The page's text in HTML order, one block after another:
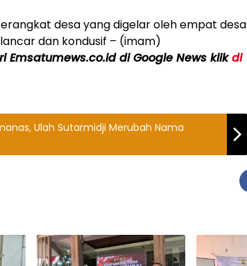
desa yang digelar oleh empat desa
dan kondusif – (imam)
Emsatumews.co.id di Google News klikdi
Ulah Sutarmidji Merubah Nama